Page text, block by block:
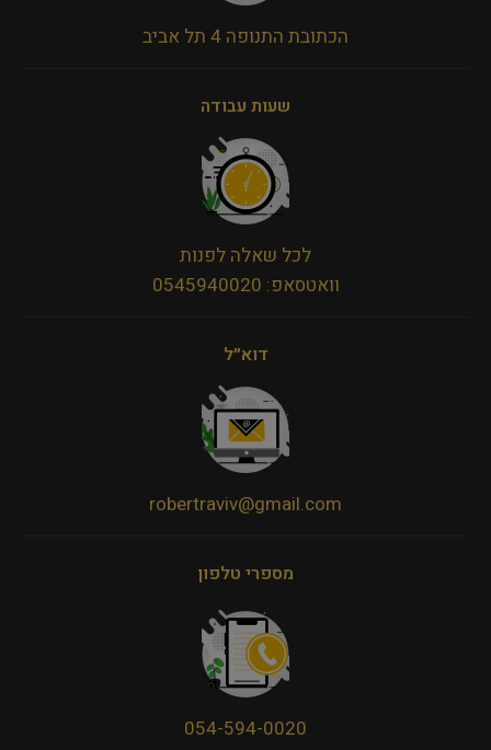
הכתובת התנופה 4 תל אביב
שעות עבודה
לכל שאלה לפנות
וואטסאפ: 0545940020
דוא״ל
robertraviv@gmail.com
מספרי טלפון
054-594-0020